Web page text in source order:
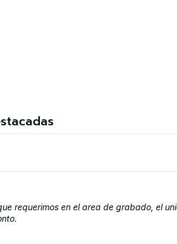
requerimos en el area de grabado, el